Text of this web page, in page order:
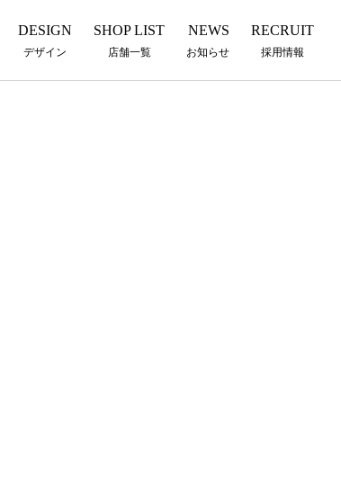
DESIGN
デザイン
SHOP LIST
店舗一覧
NEWS
お知らせ
RECRUIT
採用情報